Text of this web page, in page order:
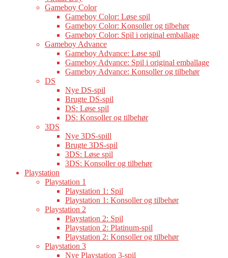
Gameboy Color
Gameboy Color: Løse spil
Gameboy Color: Konsoller og tilbehør
Gameboy Color: Spil i original emballage
Gameboy Advance
Gameboy Advance: Løse spil
Gameboy Advance: Spil i original emballage
Gameboy Advance: Konsoller og tilbehør
DS
Nye DS-spil
Brugte DS-spil
DS: Løse spil
DS: Konsoller og tilbehør
3DS
Nye 3DS-spill
Brugte 3DS-spil
3DS: Løse spil
3DS: Konsoller og tilbehør
Playstation
Playstation 1
Playstation 1: Spil
Playstation 1: Konsoller og tilbehør
Playstation 2
Playstation 2: Spil
Playstation 2: Platinum-spil
Playstation 2: Konsoller og tilbehør
Playstation 3
Nye Playstation 3-spil